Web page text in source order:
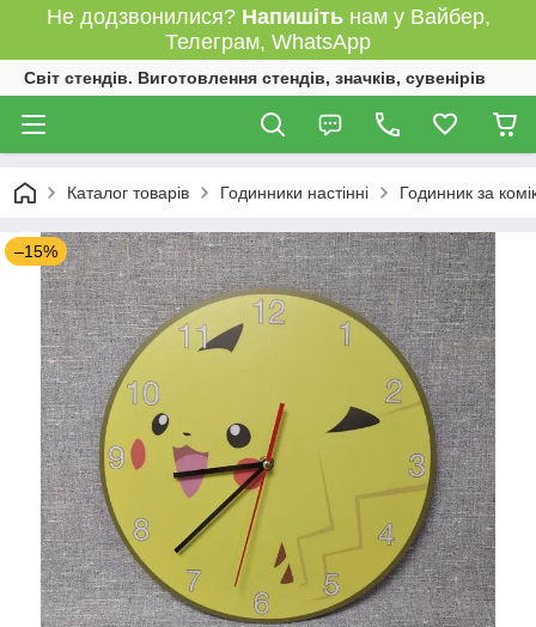
Не додзвонилися? Напишітьнам у Вайбер,
Телеграм, WhatsApp
Світ стендів. Виготовлення стендів, значків, сувенірів
Каталог товарів Годинники настінні Годинник за
–15%